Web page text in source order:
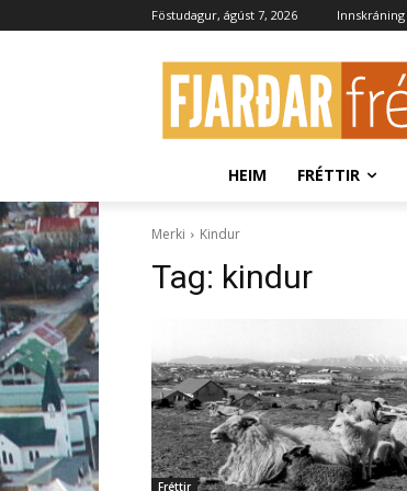
Föstudagur, ágúst 7, 2026 Innskráning
HEIM FRÉTTIR
Merki Kindur
Tag: kindur
Fréttir